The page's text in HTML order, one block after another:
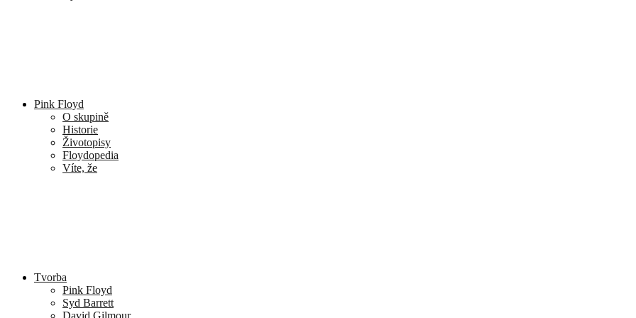
Pink Floyd
O skupině
Historie
Životopisy
Floydopedia
Víte, že
Tvorba
Pink Floyd
Syd Barrett
David Gilmour